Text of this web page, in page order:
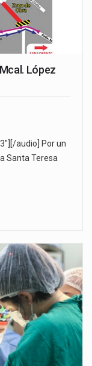
López
audio] Por un
Santa Teresa